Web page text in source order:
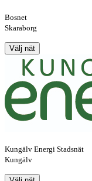
Bosnet
Skaraborg
Välj nät
Kungälv Energi Stadsnät
Kungälv